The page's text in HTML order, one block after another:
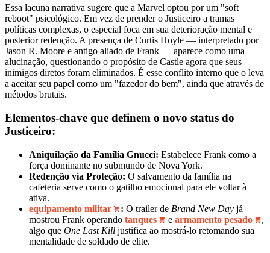
Essa lacuna narrativa sugere que a Marvel optou por um "soft
reboot" psicológico. Em vez de prender o Justiceiro a tramas
políticas complexas, o especial foca em sua deterioração mental e
posterior redenção. A presença de Curtis Hoyle — interpretado por
Jason R. Moore e antigo aliado de Frank — aparece como uma
alucinação, questionando o propósito de Castle agora que seus
inimigos diretos foram eliminados. É esse conflito interno que o leva
a aceitar seu papel como um "fazedor do bem", ainda que através de
métodos brutais.
Elementos-chave que definem o novo status do
Justiceiro:
Aniquilação da Família Gnucci: Estabelece Frank como a
força dominante no submundo de Nova York.
Redenção via Proteção: O salvamento da família na
cafeteria serve como o gatilho emocional para ele voltar à
ativa.
equipamento militar
: O trailer de Brand New Day já
mostrou Frank operando tanques e armamento pesado
,
algo que One Last Kill justifica ao mostrá-lo retomando sua
mentalidade de soldado de elite.